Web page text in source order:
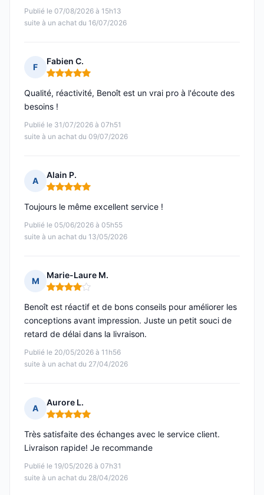
Publié le 07/08/2026 à 15h13
suite à un achat du 16/07/2026
F
Fabien C.
Note : 5 sur 5
Publié le 31/07/2026 à 07h51
suite à un achat du 09/07/2026
Qualité, réactivité, Benoît est un vrai pro à l'écoute des
besoins !
A
Alain P.
Note : 5 sur 5
Publié le 05/06/2026 à 05h55
suite à un achat du 13/05/2026
Toujours le même excellent service !
M
Marie-Laure M.
Note : 4 sur 5
Publié le 20/05/2026 à 11h56
suite à un achat du 27/04/2026
Benoît est réactif et de bons conseils pour améliorer les
conceptions avant impression. Juste un petit souci de
retard de délai dans la livraison.
A
Aurore L.
Note : 5 sur 5
Publié le 19/05/2026 à 07h31
suite à un achat du 28/04/2026
Très satisfaite des échanges avec le service client.
Livraison rapide! Je recommande